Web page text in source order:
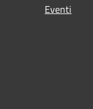
Eventi